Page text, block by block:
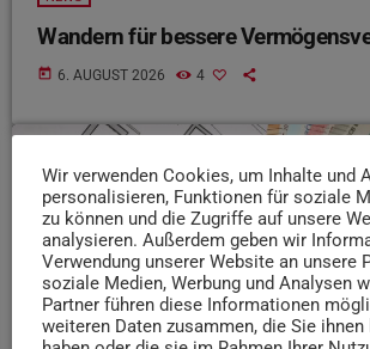
Wandern für bessere
today 6. AUGUST 2026 4
Wir verwenden Cookies, um Inhalte und
personalisieren, Funktionen für soziale
zu können und die Zugriffe auf unsere
analysieren. Außerdem geben wir
Verwendung unserer Website an unsere
soziale Medien, Werbung und Analysen
Partner führen diese Informationen
weiteren Daten zusammen, die Sie